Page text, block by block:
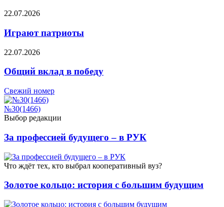
22.07.2026
Играют патриоты
22.07.2026
Общий вклад в победу
Свежий номер
№30(1466)
Выбор редакции
За профессией будущего – в РУК
Что ждёт тех, кто выбрал кооперативный вуз?
Золотое кольцо: история с большим будущим